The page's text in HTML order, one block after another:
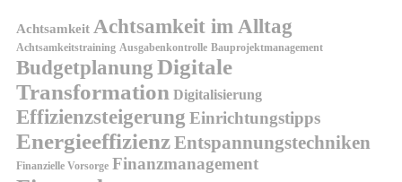
Achtsamkeit Achtsamkeit im Alltag
Achtsamkeitstraining Ausgabenkontrolle Bauprojektmanagement
BudgetplanungDigitale
Transformation Digitalisierung
Effizienzsteigerung Einrichtungstipps
EnergieeffizienzEntspannungstechniken
Finanzielle Vorsorge Finanzmanagement